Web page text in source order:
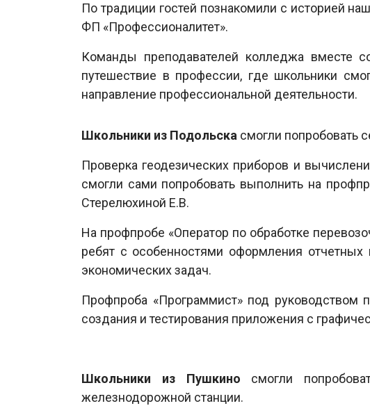
По традиции гостей познакомили с историей
ФП «Профессионалитет».
Команды преподавателей колледжа вместе
путешествие в профессии, где школьники
направление профессиональной деятельности.
Школьники из Подольска смогли попробовать
Проверка геодезических приборов и
смогли сами попробовать выполнить на
Стерелюхиной Е.В.
На профпробе «Оператор по обработке
ребят с особенностями оформления
экономических задач.
Профпроба «Программист» под руководством
создания и тестирования приложения с
Школьники из Пушкино смогли
железнодорожной станции.